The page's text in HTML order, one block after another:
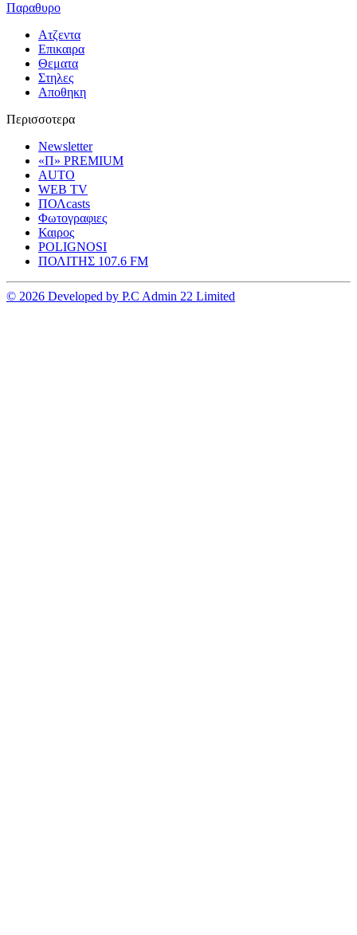
Παραθυρο
Ατζεντα
Επικαιρα
Θεματα
Στηλες
Αποθηκη
Περισσοτερα
Newsletter
«Π» PREMIUM
AUTO
WEB TV
ΠΟΛcasts
Φωτογραφιες
Καιρος
POLIGNOSI
ΠΟΛΙΤΗΣ 107.6 FM
© 2026 Developed by P.C Admin 22 Limited